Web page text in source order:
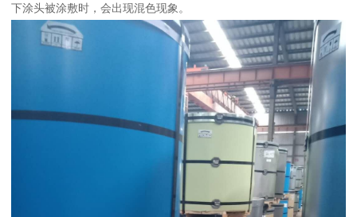
下涂头被涂敷时，会出现混色现象。